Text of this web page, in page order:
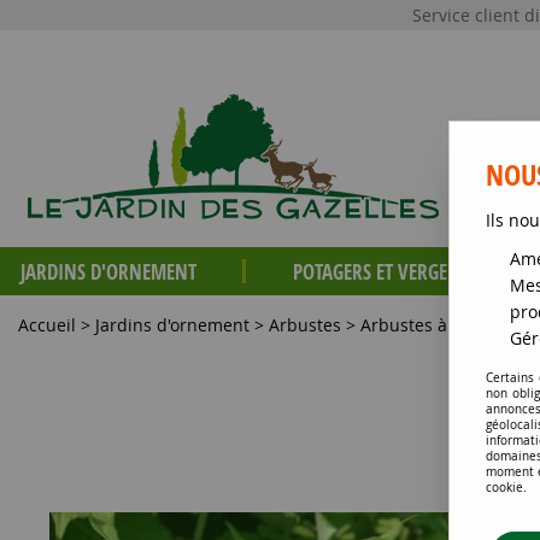
Service client
JARDINS D'ORNEMENT POTAGERS ET VERGERS
Accueil > Jardins d'ornement > Arbustes > Arbustes à intérêt
Ils
Certains
non
moment
cookie.